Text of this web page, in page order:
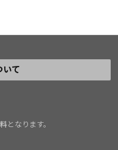
いて
となります。